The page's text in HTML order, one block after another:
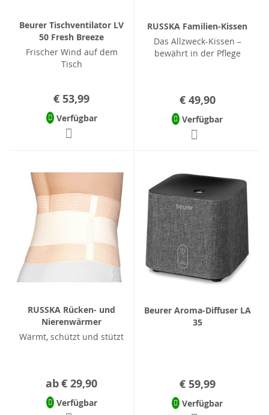
Beurer Tischventilator LV
50 Fresh Breeze
Frischer Wind auf dem
Tisch
€ 53,99
Verfügbar
RUSSKA Familien-Kissen
Das Allzweck-Kissen –
bewährt in der Pflege
€ 49,90
Verfügbar
RUSSKA Rücken- und
Nierenwärmer
Wärmt, schützt und stützt
ab€ 29,90
Verfügbar
Beurer Aroma-Diffuser LA
35
€ 59,99
Verfügbar